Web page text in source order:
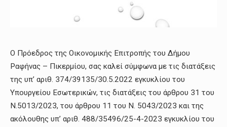
Ο Πρόεδρος της Οικονομικής Επιτροπής του Δήμου
Ραφήνας – Πικερμίου, σας καλεί σύμφωνα με τις διατάξεις
της υπ’ αριθ. 374/39135/30.5.2022 εγκυκλίου του
Υπουργείου Εσωτερικών, τις διατάξεις του άρθρου 31 του
Ν.5013/2023, του άρθρου 11 του Ν. 5043/2023 και της
ακόλουθης υπ’ αριθ. 488/35496/25-4-2023 εγκυκλίου του